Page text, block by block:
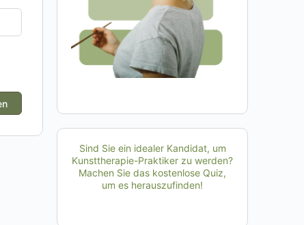
Sind Sie ein idealer Kandidat, um
Kunsttherapie-Praktiker zu werden?
Machen Sie das kostenlose Quiz,
um es herauszufinden!